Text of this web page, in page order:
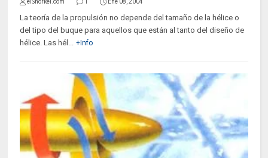
elSnorkel.com 1 Ene 08, 2004
La teoría de la propulsión no depende del tamaño de la hélice o
del tipo del buque para aquellos que están al tanto del diseño de
hélice. Las hél... +Info